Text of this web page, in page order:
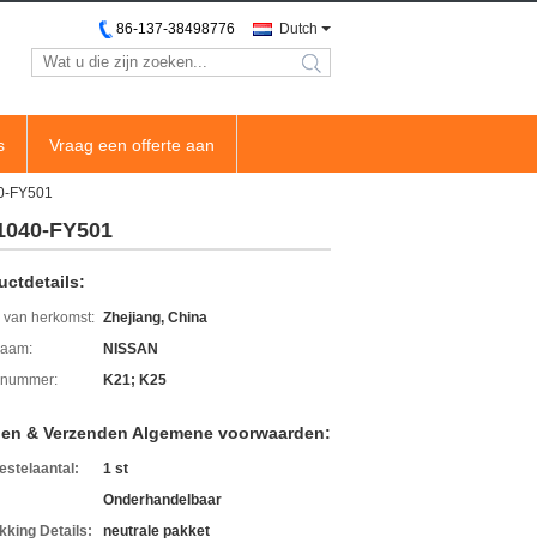
Dutch
86-137-38498776
search
Vraag een offerte aan
FY501
FY501
van herkomst: Zhejiang, China
NISSAN
K21; K25
& Verzenden Algemene voorwaarden:
1 st
Onderhandelbaar
Details:
neutrale pakket